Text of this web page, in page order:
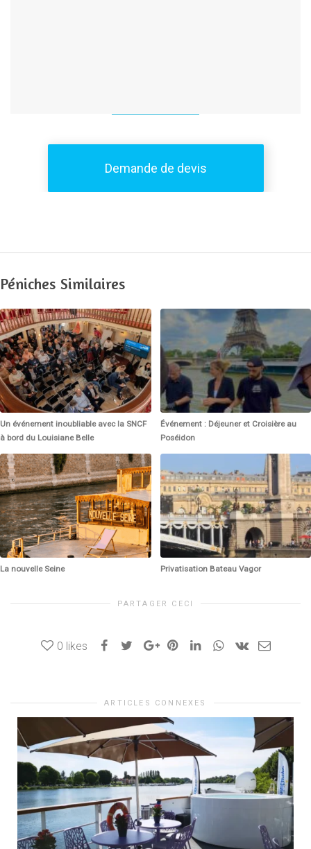
Demande de devis
Péniches Similaires
Un événement inoubliable avec la SNCF
à bord du Louisiane Belle
Événement : Déjeuner et Croisière au
Poséidon
La nouvelle Seine Privatisation Bateau Vagor
PARTAGER CECI
0 likes
ARTICLES CONNEXES